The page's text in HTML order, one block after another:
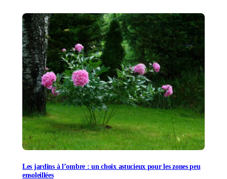
Les jardins à l’ombre : un choix astucieux pour les zones peu
ensoleillées